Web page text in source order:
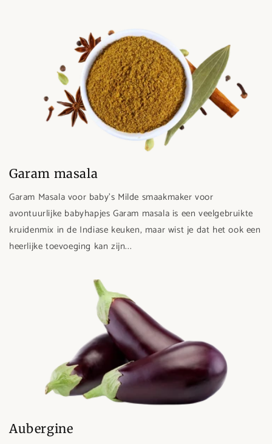
Garam masala
Garam Masala voor baby's Milde smaakmaker voor
avontuurlijke babyhapjes Garam masala is een veelgebruikte
kruidenmix in de Indiase keuken, maar wist je dat het ook een
heerlijke toevoeging kan zijn...
Aubergine